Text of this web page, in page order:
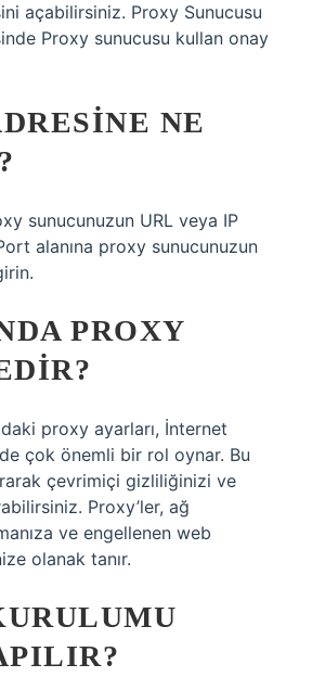
açabilirsiniz. Proxy Sunucusu
Proxy sunucusu kullan onay
NE
sunucunuzun URL veya IP
alanına proxy sunucunuzun
PROXY
proxy ayarları, İnternet
çok önemli bir rol oynar. Bu
çevrimiçi gizliliğinizi ve
Proxy’ler, ağ
ve engellenen web
olanak tanır.